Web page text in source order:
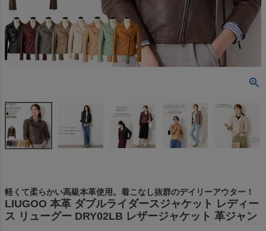
軽くて柔らかい高級本革使用。着こなし抜群のデイリーアウター！
LIUGOO 本革 ダブルライダースジャケット レディー
ス リューグー DRY02LB レザージャケット 革ジャン